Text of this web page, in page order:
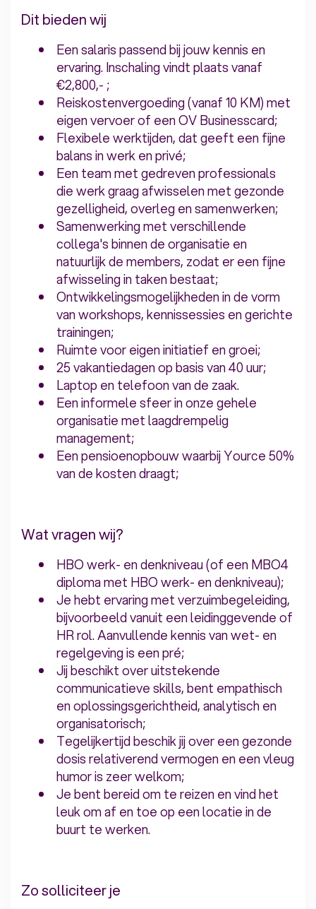
Dit bieden wij
Een salaris passend bij jouw kennis en
ervaring. Inschaling vindt plaats vanaf
€2,800,- ;
Reiskostenvergoeding (vanaf 10 KM) met
eigen vervoer of een OV Businesscard;
Flexibele werktijden, dat geeft een fijne
balans in werk en privé;
Een team met gedreven professionals
die werk graag afwisselen met gezonde
gezelligheid, overleg en samenwerken;
Samenwerking met verschillende
collega's binnen de organisatie en
natuurlijk de members, zodat er een fijne
afwisseling in taken bestaat;
Ontwikkelingsmogelijkheden in de vorm
van workshops, kennissessies en gerichte
trainingen;
Ruimte voor eigen initiatief en groei;
25 vakantiedagen op basis van 40 uur;
Laptop en telefoon van de zaak.
Een informele sfeer in onze gehele
organisatie met laagdrempelig
management;
Een pensioenopbouw waarbij Yource 50%
van de kosten draagt;
Wat vragen wij?
HBO werk- en denkniveau (of een MBO4
diploma met HBO werk- en denkniveau);
Je hebt ervaring met verzuimbegeleiding,
bijvoorbeeld vanuit een leidinggevende of
HR rol. Aanvullende kennis van wet- en
regelgeving is een pré;
Jij beschikt over uitstekende
communicatieve skills, bent empathisch
en oplossingsgerichtheid, analytisch en
organisatorisch;
Tegelijkertijd beschik jij over een gezonde
dosis relativerend vermogen en een vleug
humor is zeer welkom;
Je bent bereid om te reizen en vind het
leuk om af en toe op een locatie in de
buurt te werken.
Zo solliciteer je